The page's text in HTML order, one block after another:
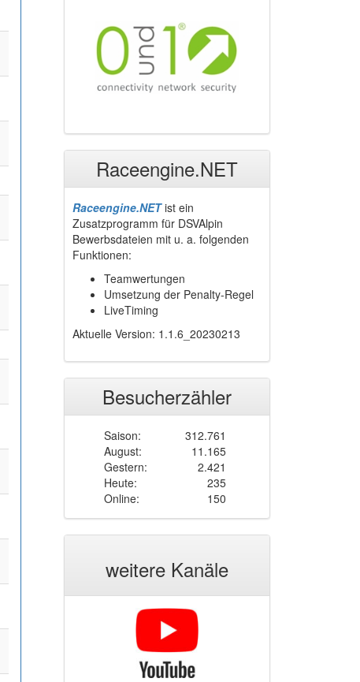
Raceengine.NET
Raceengine.NETist ein
Zusatzprogramm für DSVAlpin
Bewerbsdateien mit u. a. folgenden
Funktionen:
Teamwertungen
Umsetzung der Penalty-Regel
LiveTiming
Aktuelle Version: 1.1.6_20230213
Besucherzähler
Saison:
312.761
August:
11.165
Gestern:
2.421
Heute:
235
Online:
150
weitere Kanäle